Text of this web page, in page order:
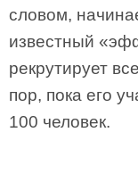
словом,
известный
рекрутирует
пор, пока его
100 человек.